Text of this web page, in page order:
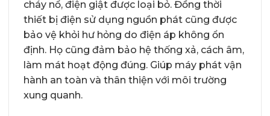
cháy nổ, điện giật được loại bỏ. Đồng thời
thiết bị điện sử dụng nguồn phát cũng được
bảo vệ khỏi hư hỏng do điện áp không ổn
định. Họ cũng đảm bảo hệ thống xả, cách âm,
làm mát hoạt động đúng. Giúp máy phát vận
hành an toàn và thân thiện với môi trường
xung quanh.